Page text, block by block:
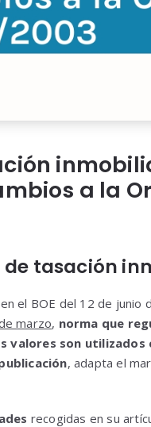
a la
tasación
el BOE del 12 de junio
marzo, norma que
valores son
, adapta el
recogidas en su